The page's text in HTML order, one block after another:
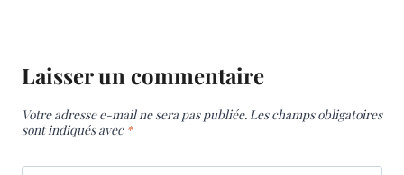
Laisser un commentaire
Votre adresse e-mail ne sera pas publiée. Les champs obligatoires
sont indiqués avec *